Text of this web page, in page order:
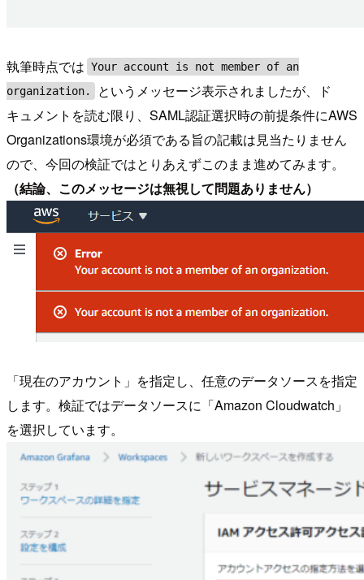
執筆時点では Your account is not member of an
organization.
というメッセージ表示されましたが、ド
キュメントを読む限り、SAML認証選択時の前提条件にAWS
Organizations環境が必須である旨の記載は見当たりません
ので、今回の検証ではとりあえずこのまま進めてみます。
（結論、このメッセージは無視して問題ありません）
「現在のアカウント」を指定し、任意のデータソースを指定
します。検証ではデータソースに「Amazon Cloudwatch」
を選択しています。